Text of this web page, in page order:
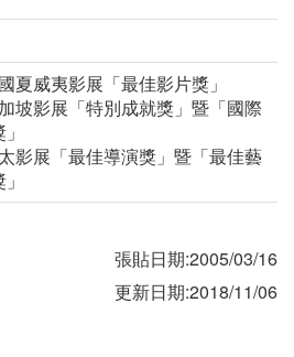
夏威夷影展「最佳影片獎」
坡影展「特別成就獎」暨「國際
影展「最佳導演獎」暨「最佳藝
張貼日期:2005/03/16
更新日期:2018/11/06